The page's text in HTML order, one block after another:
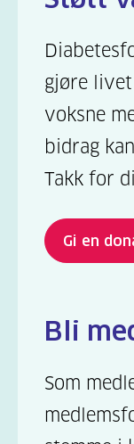
gjøre
voksne
bidrag
Takk for
Gi en
Bli
Som